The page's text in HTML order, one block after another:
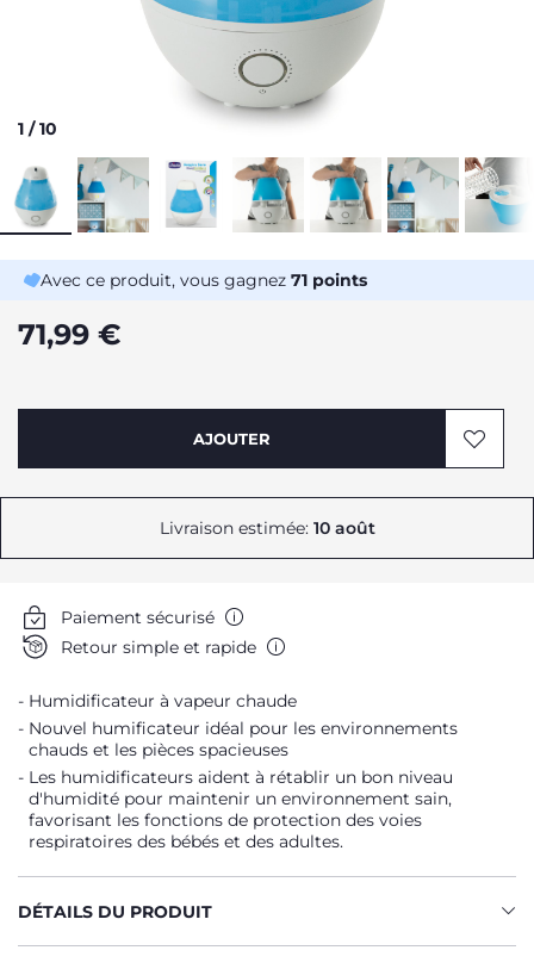
1 /10
Avec ce produit, vous gagnez 71 points
71,99 €
AJOUTER
Livraison estimée: 10 août
Paiement sécurisé
Retour simple et rapide
Humidificateur à vapeur chaude
Nouvel humificateur idéal pour les environnements
chauds et les pièces spacieuses
Les humidificateurs aident à rétablir un bon niveau
d'humidité pour maintenir un environnement sain,
favorisant les fonctions de protection des voies
respiratoires des bébés et des adultes.
DÉTAILS DU PRODUIT